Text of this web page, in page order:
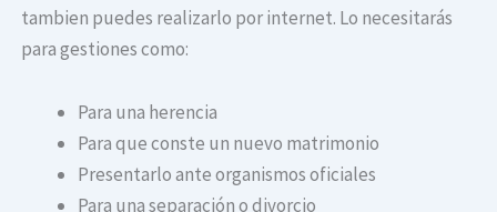
tambien puedes realizarlo por internet. Lo necesitarás
para gestiones como:
Para una herencia
Para que conste un nuevo matrimonio
Presentarlo ante organismos oficiales
Para una separación o divorcio